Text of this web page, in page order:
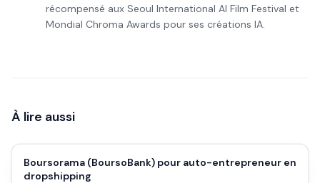
récompensé aux Seoul International AI Film Festival et
Mondial Chroma Awards pour ses créations IA.
À lire aussi
Boursorama (BoursoBank) pour auto-entrepreneur en
dropshipping